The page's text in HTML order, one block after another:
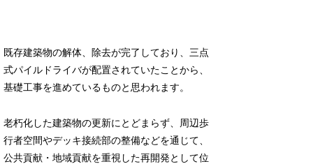
既存建築物の解体、除去が完了しており、三点
式パイルドライバが配置されていたことから、
基礎工事を進めているものと思われます。
老朽化した建築物の更新にとどまらず、周辺歩
行者空間やデッキ接続部の整備などを通じて、
公共貢献・地域貢献を重視した再開発として位